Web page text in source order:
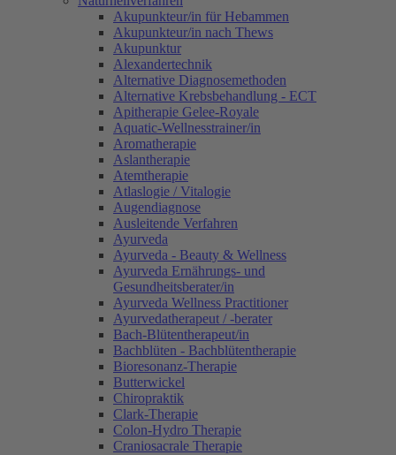
Akupunkteur/in für Hebammen
Akupunkteur/in nach Thews
Akupunktur
Alexandertechnik
Alternative Diagnosemethoden
Alternative Krebsbehandlung - ECT
Apitherapie Gelee-Royale
Aquatic-Wellnesstrainer/in
Aromatherapie
Aslantherapie
Atemtherapie
Atlaslogie / Vitalogie
Augendiagnose
Ausleitende Verfahren
Ayurveda
Ayurveda - Beauty & Wellness
Ayurveda Ernährungs- und
Gesundheitsberater/in
Ayurveda Wellness Practitioner
Ayurvedatherapeut / -berater
Bach-Blütentherapeut/in
Bachblüten - Bachblütentherapie
Bioresonanz-Therapie
Butterwickel
Chiropraktik
Clark-Therapie
Colon-Hydro Therapie
Craniosacrale Therapie